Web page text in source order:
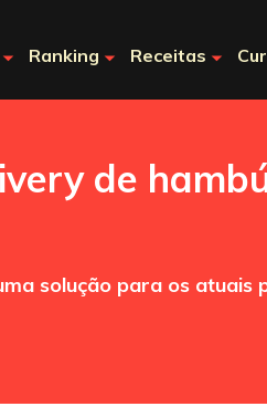
Ranking Receitas
de
solução para os atuais